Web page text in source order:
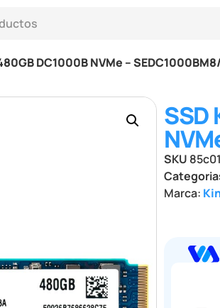
DC1000B NVMe –
SSD
SKU
Marca: